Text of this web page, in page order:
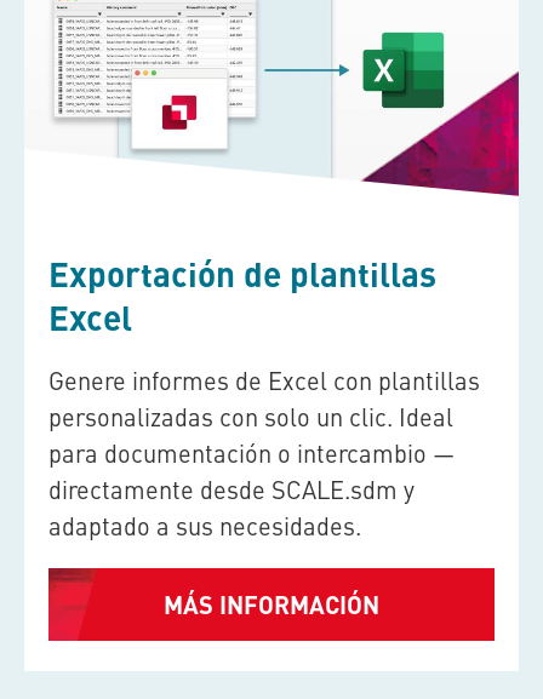
Exportación de plantillas
Excel
Genere informes de Excel con plantillas
personalizadas con solo un clic. Ideal
para documentación o intercambio —
directamente desde SCALE.sdm y
adaptado a sus necesidades.
MÁS INFORMACIÓN